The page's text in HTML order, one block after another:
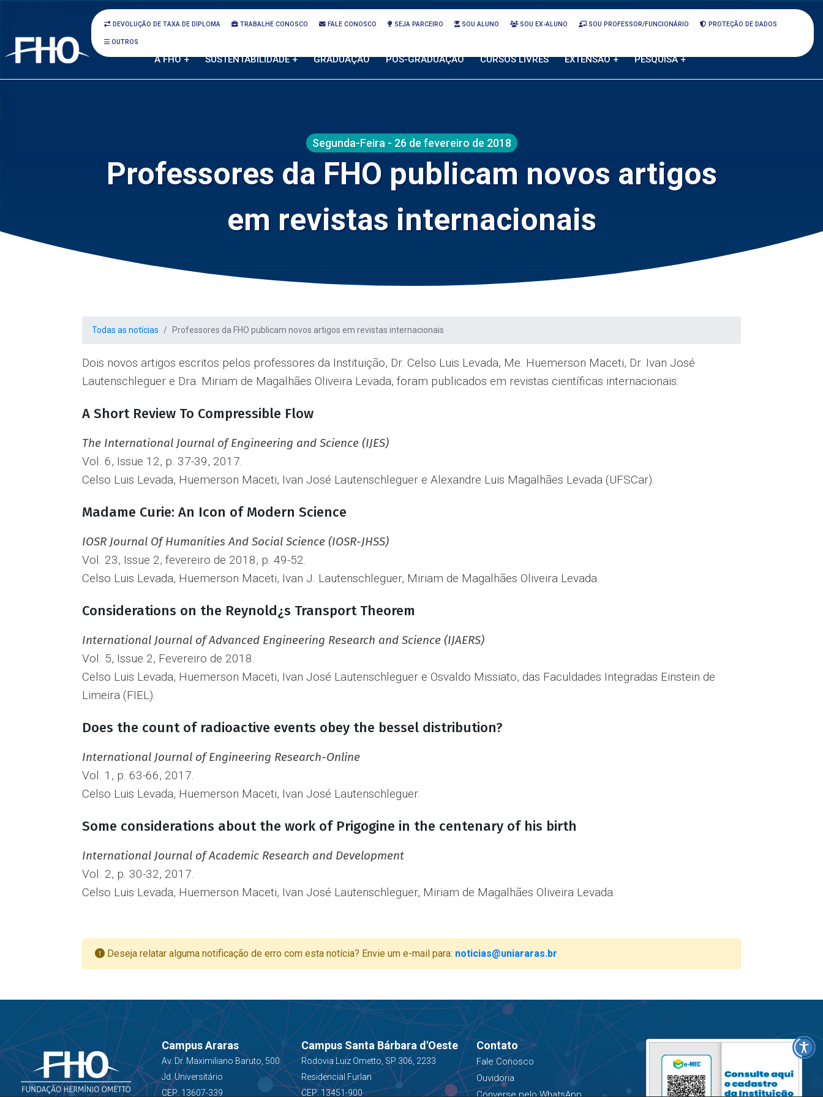
DEVOLUÇÃO DE TAXA DE DIPLOMA TRABALHE CONOSCO FALE CONOSCO SEJA PARCEIRO SOU ALUNO SOU EX-ALUNO SOU PROFESSOR/FUNCIONÁRIO PROTEÇÃO DE DADOS
OUTROS
A FHO + SUSTENTABILIDADE + GRADUAÇÃO PÓS-GRADUAÇÃO CURSOS LIVRES EXTENSÃO + PESQUISA +
Segunda-Feira - 26 de fevereiro de 2018
Professores da FHO publicam novos artigos
em revistas internacionais
Todas as notícias Professores da FHO publicam novos artigos em revistas internacionais
Dois novos artigos escritos pelos professores da Instituição, Dr. Celso Luis Levada, Me. Huemerson Maceti, Dr. Ivan José
Lautenschleguer e Dra. Miriam de Magalhães Oliveira Levada, foram publicados em revistas científicas internacionais:
A Short Review To Compressible Flow
The International Journal of Engineering and Science (IJES)
Vol. 6, Issue 12, p. 37-39, 2017.
Celso Luis Levada, Huemerson Maceti, Ivan José Lautenschleguer e Alexandre Luis Magalhães Levada (UFSCar).
Madame Curie: An Icon of Modern Science
IOSR Journal Of Humanities And Social Science (IOSR-JHSS)
Vol. 23, Issue 2, fevereiro de 2018, p. 49-52.
Celso Luis Levada, Huemerson Maceti, Ivan J. Lautenschleguer, Miriam de Magalhães Oliveira Levada.
Considerations on the Reynold¿s Transport Theorem
International Journal of Advanced Engineering Research and Science (IJAERS)
Vol. 5, Issue 2, Fevereiro de 2018.
Celso Luis Levada, Huemerson Maceti, Ivan José Lautenschleguer e Osvaldo Missiato, das Faculdades Integradas Einstein de
Limeira (FIEL).
Does the count of radioactive events obey the bessel distribution?
International Journal of Engineering Research-Online
Vol. 1, p. 63-66, 2017.
Celso Luis Levada, Huemerson Maceti, Ivan José Lautenschleguer.
Some considerations about the work of Prigogine in the centenary of his birth
International Journal of Academic Research and Development
Vol. 2, p. 30-32, 2017.
Celso Luis Levada, Huemerson Maceti, Ivan José Lautenschleguer, Miriam de Magalhães Oliveira Levada.
Deseja relatar alguma notificação de erro com esta notícia? Envie um e-mail para: noticias@uniararas.br
Campus Araras
Av. Dr. Maximiliano Baruto, 500
Jd. Universitário
CEP: 13607-339
Campus Santa Bárbara d'Oeste
Rodovia Luiz Ometto, SP 306, 2233
Residencial Furlan
CEP: 13451-900
Contato
Fale Conosco
Ouvidoria
Converse pelo WhatsApp